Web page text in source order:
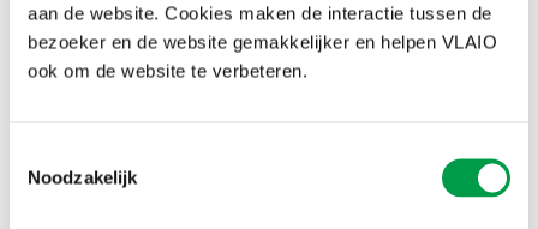
aan de website. Cookies maken de interactie tussen de
bezoeker en de website gemakkelijker en helpen VLAIO
ook om de website te verbeteren.
Noodzakelijk
Specifieke doelstelling 2: Bevorderen van
een ondernemingsvriendelijk klimaat bij
lokale en provinciale besturen
randvoorwaarden, maar zij zijn zich niet altijd bewust van de rol
die ze op dit vlak kunnen spelen. De bewustmaking hiervan